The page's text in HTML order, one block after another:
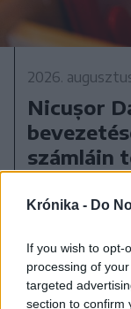
Krónika - Do
If you wish to opt-
processing of
targeted
section to confirm
2026.
Nicușor
számláin